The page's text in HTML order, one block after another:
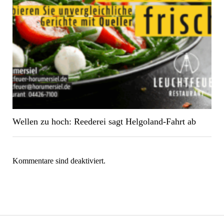
Wellen zu hoch: Reederei sagt Helgoland-Fahrt ab
Kommentare sind deaktiviert.